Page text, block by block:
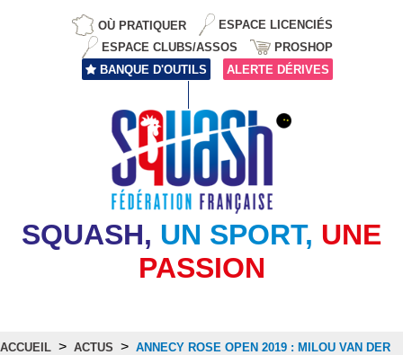
OÙ PRATIQUER
ESPACE LICENCIÉS
ESPACE CLUBS/ASSOS
PROSHOP
BANQUE D'OUTILS
ALERTE DÉRIVES
SQUASH, UN SPORT, UNE
PASSION
ACCUEIL > ACTUS > ANNECY ROSE OPEN 2019 : MILOU VAN DER